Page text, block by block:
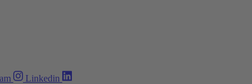
Linkedin